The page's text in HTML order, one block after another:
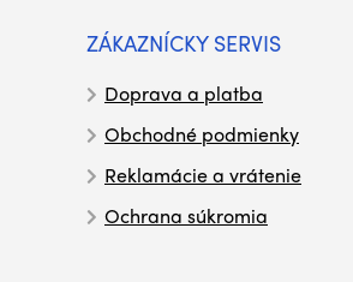
ZÁKAZNÍCKY SERVIS
Doprava a platba
Obchodné podmienky
Reklamácie a vrátenie
Ochrana súkromia